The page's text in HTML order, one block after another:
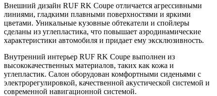
Внешний дизайн RUF RK Coupe отличается агрессивными
линиями, гладкими плавными поверхностями и яркими
цветами. Уникальные кузовные обтекатели и спойлеры
сделаны из углепластика, что повышает аэродинамические
характеристики автомобиля и придает ему эксклюзивность.
Внутренний интерьер RUF RK Coupe выполнен из
высококачественных материалов, таких как кожа и
углепластик. Салон оборудован комфортными сиденьями с
электрорегулировкой, качественной акустической системой и
современной навигационной системой.